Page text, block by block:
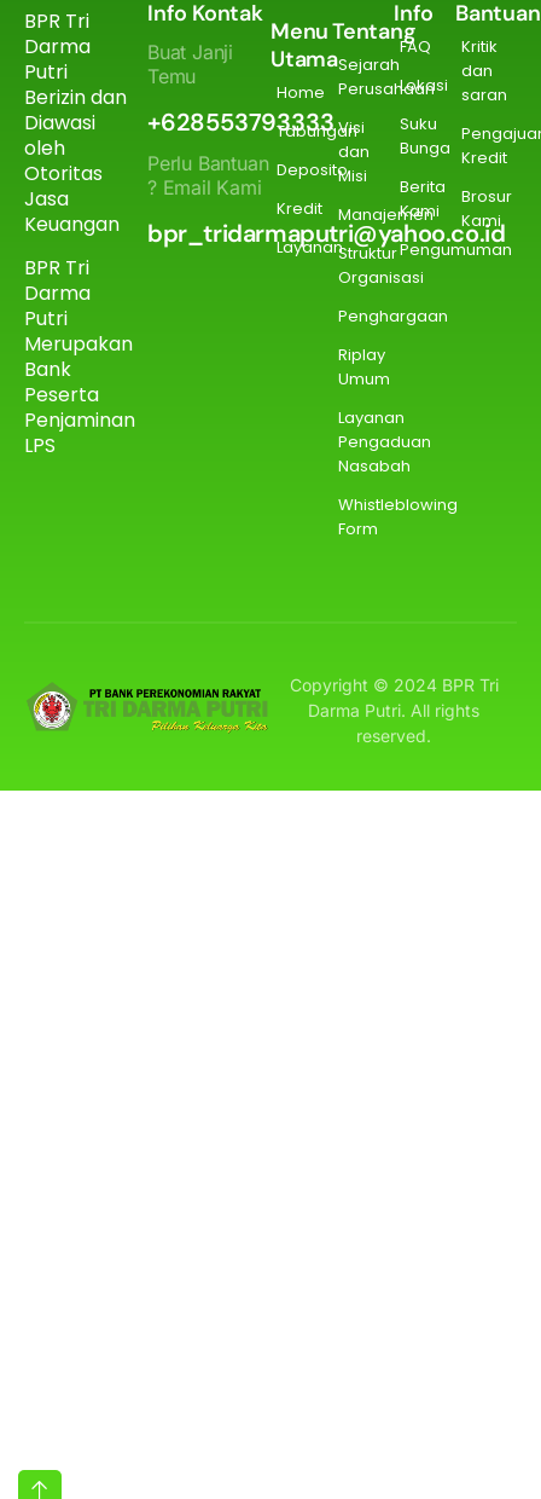
BPR Tri
Darma
Putri
Berizin dan
Diawasi
oleh
Otoritas
Jasa
Keuangan
BPR Tri
Darma
Putri
Merupakan
Bank
Peserta
Penjaminan
LPS
Info Kontak
Buat Janji
Temu
+628553793333
Perlu Bantuan
? Email Kami
bpr_tridarmaputri@yahoo.co.id
Menu
Utama
Home
Tabungan
Deposito
Kredit
Layanan
Tentang
Sejarah
Perusahaan
Visi
dan
Misi
Manajemen
Struktur
Organisasi
Penghargaan
Riplay
Umum
Layanan
Pengaduan
Nasabah
Whistleblowing
Form
Info
FAQ
Lokasi
Suku
Bunga
Berita
Kami
Pengumuman
Bantuan
Kritik
dan
saran
Kredit
Brosur
Kami
Copyright © 2024 BPR Tri
Darma Putri. All rights
reserved.